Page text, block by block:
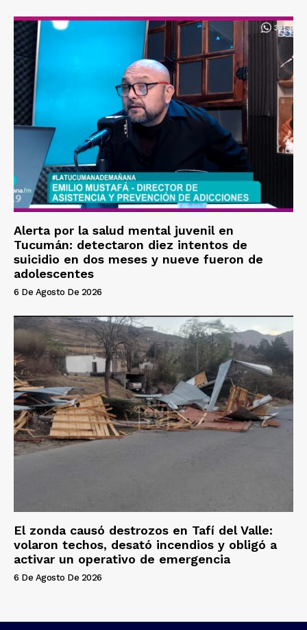
Alerta por la salud mental juvenil en
Tucumán: detectaron diez intentos de
suicidio en dos meses y nueve fueron de
adolescentes
6 De Agosto De 2026
El zonda causó destrozos en Tafí del Valle:
volaron techos, desató incendios y obligó a
activar un operativo de emergencia
6 De Agosto De 2026